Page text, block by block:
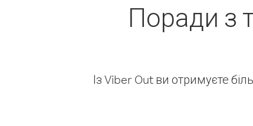
Поради з
Із Viber Out ви отримуєте